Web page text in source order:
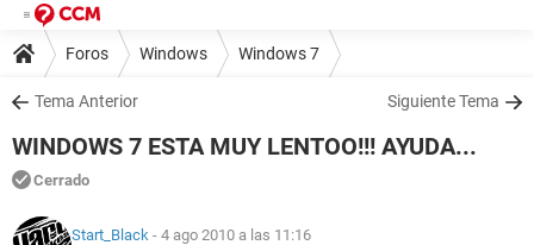
Foros Windows Windows 7
Tema Anterior Siguiente Tema
WINDOWS 7 ESTA MUY LENTOO!!! AYUDA...
Cerrado
Start_Black - 4 ago 2010 a las 11:16